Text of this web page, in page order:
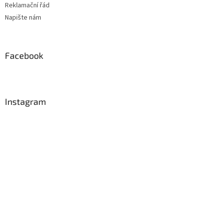
Reklamační řád
Napište nám
Facebook
Instagram